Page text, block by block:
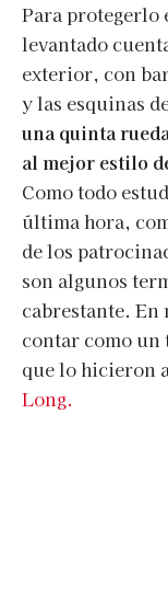
Para protegerlo
levantado
exterior, con
y las esquinas
una quinta
al mejor estilo
Como todo
última hora,
de los
son algunos
cabrestante.
contar como un
que lo hicieron
Long.